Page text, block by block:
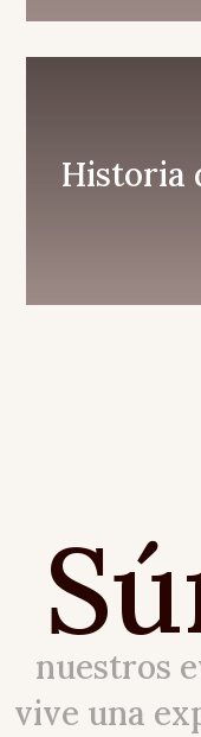
Historia
nuestros
vive una